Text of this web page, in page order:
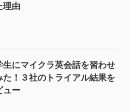
理由
生にマイクラ英会話を習わせ
た！３社のトライアル結果を
ュー